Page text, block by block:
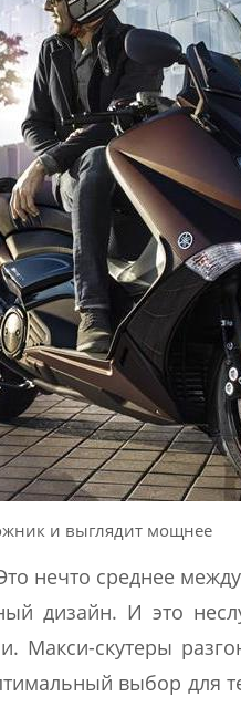
и выглядит мощнее
нечто среднее
дизайн. И это
Макси-скутеры
выбор для